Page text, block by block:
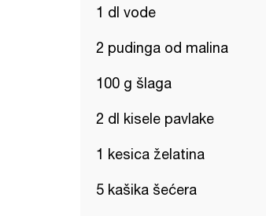
1 dl vode
2 pudinga od malina
100 g šlaga
2 dl kisele pavlake
1 kesica želatina
5 kašika šećera